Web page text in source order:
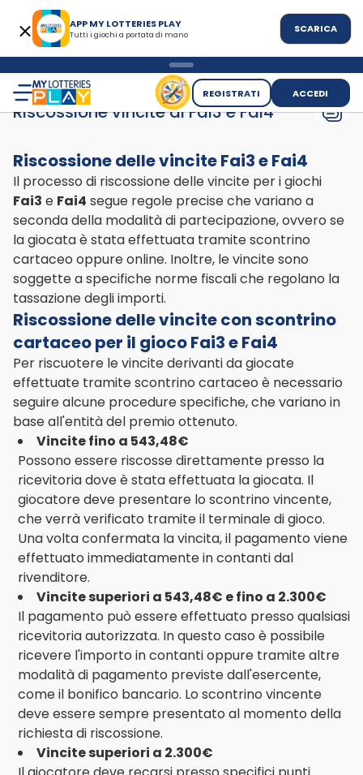
APP MY LOTTERIES PLAY
Tutti i giochi a portata di mano SCARICA
REGISTRATI ACCEDI
Home>Fai>Tutto sul gioco Fai3 E Fai4>Riscossione vincite
Riscossione vincite di Fai3 e Fai4
Riscossione delle vincite Fai3 e Fai4
Il processo di riscossione delle vincite per i giochi
Fai3 e Fai4 segue regole precise che variano a
seconda della modalità di partecipazione, ovvero se
la giocata è stata effettuata tramite scontrino
cartaceo oppure online. Inoltre, le vincite sono
soggette a specifiche norme fiscali che regolano la
tassazione degli importi.
Riscossione delle vincite con scontrino
cartaceo per il gioco Fai3 e Fai4
Per riscuotere le vincite derivanti da giocate
effettuate tramite scontrino cartaceo è necessario
seguire alcune procedure specifiche, che variano in
base all'entità del premio ottenuto.
Vincite fino a 543,48€
Possono essere riscosse direttamente presso la
ricevitoria dove è stata effettuata la giocata. Il
giocatore deve presentare lo scontrino vincente,
che verrà verificato tramite il terminale di gioco.
Una volta confermata la vincita, il pagamento viene
effettuato immediatamente in contanti dal
rivenditore.
Vincite superiori a 543,48€ e fino a 2.300€
Il pagamento può essere effettuato presso qualsiasi
ricevitoria autorizzata. In questo caso è possibile
ricevere l'importo in contanti oppure tramite altre
modalità di pagamento previste dall'esercente,
come il bonifico bancario. Lo scontrino vincente
deve essere sempre presentato al momento della
richiesta di riscossione.
Vincite superiori a 2.300€